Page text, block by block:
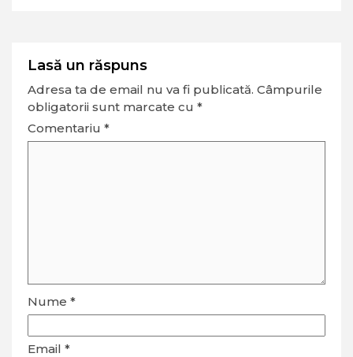
Lasă un răspuns
Adresa ta de email nu va fi publicată. Câmpurile
obligatorii sunt marcate cu *
Comentariu *
Nume *
Email *